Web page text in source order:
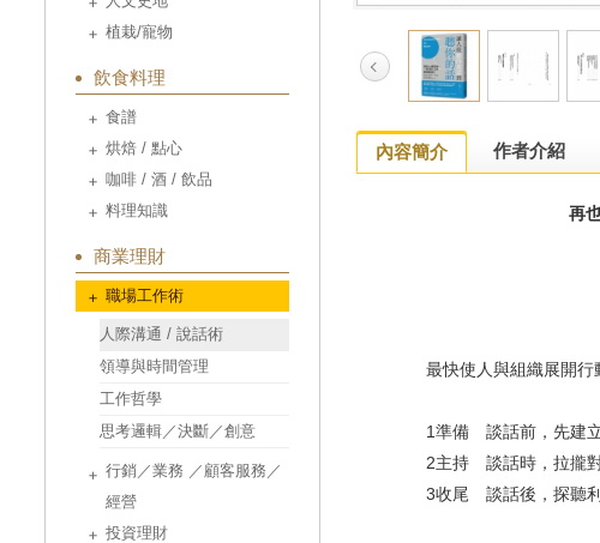
植栽/寵物
飲食料理
食譜
烘焙 / 點心
咖啡 / 酒 / 飲品
料理知識
商業理財
職場工作術
人際溝通 / 說話術
領導與時間管理
工作哲學
思考邏輯／決斷／創意
行銷／業務 ／顧客服務／
經營
投資理財
內容簡介 作者介紹
再
最快使人與組織展開行
1準備 談話前，先建立
2主持 談話時，拉攏對
3收尾 談話後，探聽利